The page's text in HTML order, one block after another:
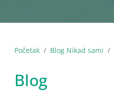
Početak Blog Nikad sami
Blog